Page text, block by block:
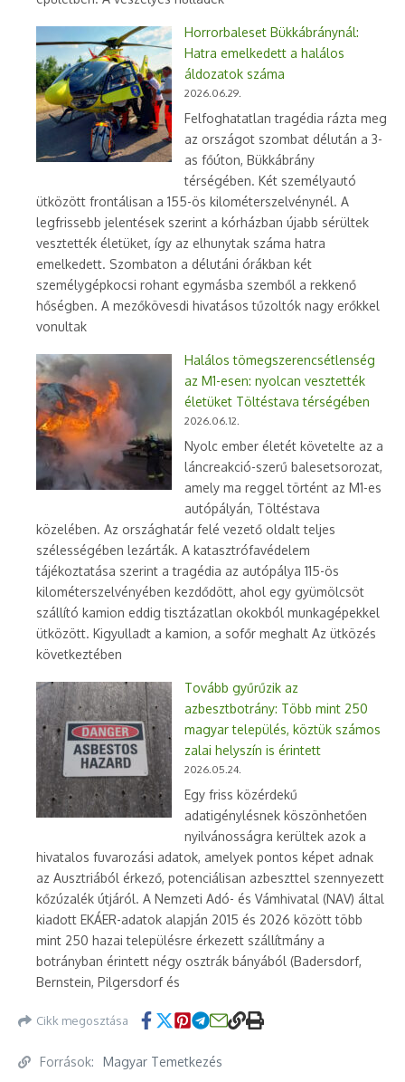
Horrorbaleset Bükkábránynál:
Hatra emelkedett a halálos
áldozatok száma
2026.06.29.
Felfoghatatlan tragédia rázta meg
az országot szombat délután a 3-
as főúton, Bükkábrány
térségében. Két személyautó
ütközött frontálisan a 155-ös kilométerszelvénynél. A
legfrissebb jelentések szerint a kórházban újabb sérültek
vesztették életüket, így az elhunytak száma hatra
emelkedett. Szombaton a délutáni órákban két
személygépkocsi rohant egymásba szemből a rekkenő
hőségben. A mezőkövesdi hivatásos tűzoltók nagy erőkkel
vonultak
Halálos tömegszerencsétlenség
az M1-esen: nyolcan vesztették
életüket Töltéstava térségében
2026.06.12.
Nyolc ember életét követelte az a
láncreakció-szerű balesetsorozat,
amely ma reggel történt az M1-es
autópályán, Töltéstava
közelében. Az országhatár felé vezető oldalt teljes
szélességében lezárták. A katasztrófavédelem
tájékoztatása szerint a tragédia az autópálya 115-ös
kilométerszelvényében kezdődött, ahol egy gyümölcsöt
szállító kamion eddig tisztázatlan okokból munkagépekkel
ütközött. Kigyulladt a kamion, a sofőr meghalt Az ütközés
következtében
Tovább gyűrűzik az
azbesztbotrány: Több mint 250
magyar település, köztük számos
zalai helyszín is érintett
2026.05.24.
Egy friss közérdekű
adatigénylésnek köszönhetően
nyilvánosságra kerültek azok a
hivatalos fuvarozási adatok, amelyek pontos képet adnak
az Ausztriából érkező, potenciálisan azbeszttel szennyezett
kőzúzalék útjáról. A Nemzeti Adó- és Vámhivatal (NAV) által
kiadott EKÁER-adatok alapján 2015 és 2026 között több
mint 250 hazai településre érkezett szállítmány a
botrányban érintett négy osztrák bányából (Badersdorf,
Bernstein, Pilgersdorf és
Cikk megosztása
Források: Magyar Temetkezés